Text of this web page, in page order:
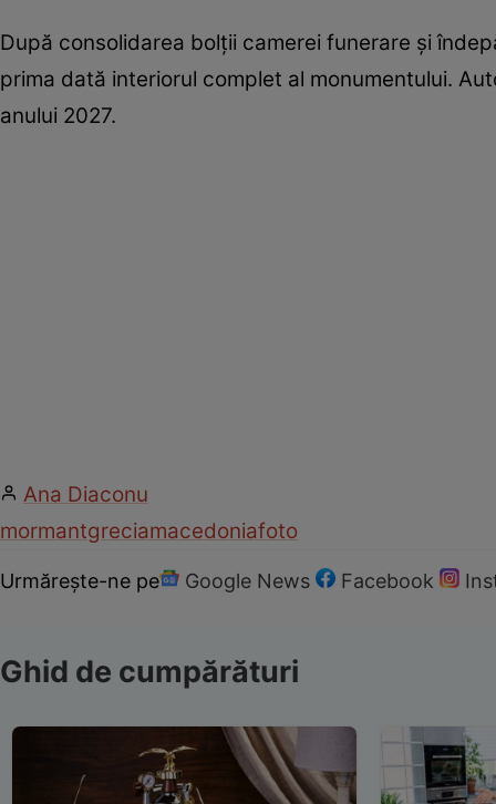
După consolidarea bolții camerei funerare și
prima dată interiorul complet al monumentului.
anului 2027.
Ana Diaconu
mormantgreciamacedoniafoto
Urmărește-ne pe Google News Facebook
Ghid de cumpărături